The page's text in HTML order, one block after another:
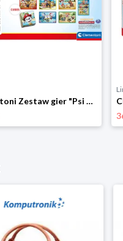
Clementoni Zestaw gier "Psi Patrol" - 3+ rozmiar: onesize